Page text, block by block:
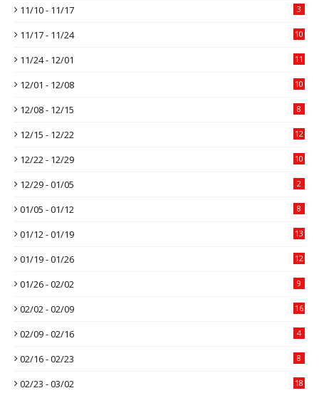
11/10 - 11/17 3
11/17 - 11/24 10
11/24 - 12/01 11
12/01 - 12/08 10
12/08 - 12/15 8
12/15 - 12/22 12
12/22 - 12/29 10
12/29 - 01/05 2
01/05 - 01/12 8
01/12 - 01/19 13
01/19 - 01/26 12
01/26 - 02/02 9
02/02 - 02/09 16
02/09 - 02/16 4
02/16 - 02/23 8
02/23 - 03/02 18